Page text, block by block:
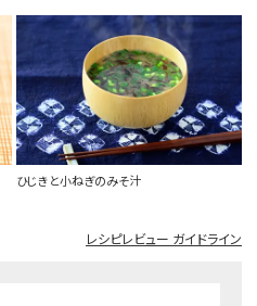
ひじきと小ねぎのみそ汁
レシピレビュー ガイドライン